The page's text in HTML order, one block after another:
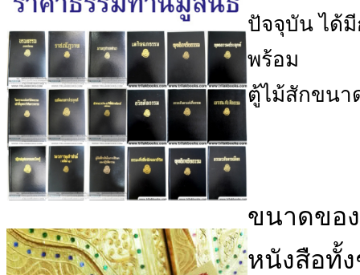
ปัจจุบัน ได้
พร้อม
ตู้ไม้สักขนา
ขนาดขอ
หนังสือทั้